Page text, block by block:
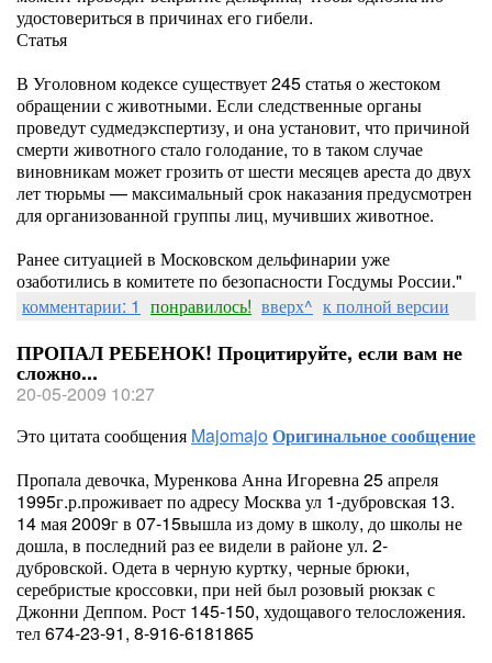
удостовериться в причинах его гибели.
Статья
В Уголовном кодексе существует 245 статья о жестоком
обращении с животными. Если следственные органы
проведут судмедэкспертизу, и она установит, что причиной
смерти животного стало голодание, то в таком случае
виновникам может грозить от шести месяцев ареста до двух
лет тюрьмы — максимальный срок наказания предусмотрен
для организованной группы лиц, мучивших животное.
Ранее ситуацией в Московском дельфинарии уже
озаботились в комитете по безопасности Госдумы России."
комментарии: 1 понравилось! вверх^ к полной версии
ПРОПАЛ РЕБЕНОК! Процитируйте, если вам не
сложно...
20-05-2009 10:27
Это цитата сообщения MajomajoОригинальное сообщение
Пропала девочка, Муренкова Анна Игоревна 25 апреля
1995г.р.проживает по адресу Москва ул 1-дубровская 13.
14 мая 2009г в 07-15вышла из дому в школу, до школы не
дошла, в последний раз ее видели в районе ул. 2-
дубровской. Одета в черную куртку, черные брюки,
серебристые кроссовки, при ней был розовый рюкзак с
Джонни Деппом. Рост 145-150, худощавого телосложения.
тел 674-23-91, 8-916-6181865